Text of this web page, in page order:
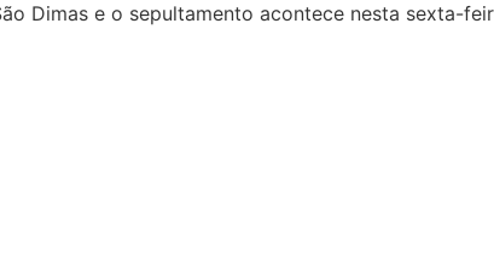
Dimas e o sepultamento acontece nesta sexta-